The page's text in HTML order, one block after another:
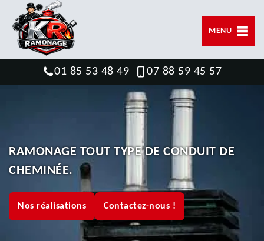
MENU
01 85 53 48 49 07 88 59 45 57
RAMONAGE TOUT TYPE DE CONDUIT DE
CHEMINÉE.
Nos réalisations Contactez-nous !